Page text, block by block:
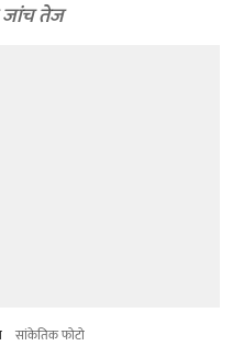
जांच तेज
सांकेतिक फोटो